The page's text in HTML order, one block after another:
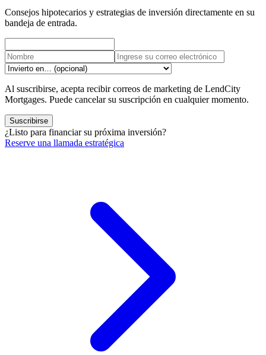
Consejos hipotecarios y estrategias de inversión directamente en su
bandeja de entrada.
Al suscribirse, acepta recibir correos de marketing de LendCity
Mortgages. Puede cancelar su suscripción en cualquier momento.
Suscribirse
¿Listo para financiar su próxima inversión?
Reserve una llamada estratégica